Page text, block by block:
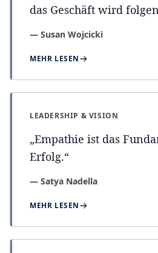
das Geschäft wird
— Susan Wojcicki
MEHR LESEN
LEADERSHIP & VISION
„Empathie ist das
Erfolg.“
— Satya Nadella
MEHR LESEN